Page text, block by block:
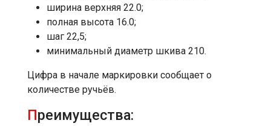
ширина верхняя 22.0;
полная высота 16.0;
шаг 22,5;
минимальный диаметр шкива 210.
Цифра в начале маркировки сообщает о
количестве ручьёв.
Преимущества: